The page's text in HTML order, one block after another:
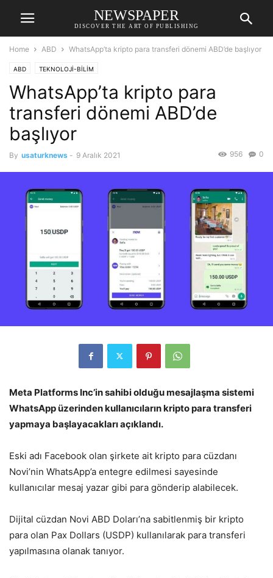
NEWSPAPER
DISCOVER THE ART OF PUBLISHING
Home ABD WhatsApp’ta kripto para transferi dönemi ABD’de başlıyor
ABD TEKNOLOJİ-BİLİM
WhatsApp’ta kripto para
transferi dönemi ABD’de
başlıyor
By usaturknews - 9 Aralık 2021 0
956
Meta Platforms Inc’in sahibi olduğu mesajlaşma sistemi
WhatsApp üzerinden kullanıcıların kripto para transferi
yapmaya başlayacakları açıklandı.
Eski adı Facebook olan şirkete ait kripto para cüzdanı
Novi’nin WhatsApp’a entegre edilmesi sayesinde
kullanıcılar mesaj yazar gibi para gönderip alabilecek.
Dijital cüzdan Novi ABD Doları’na sabitlenmiş bir kripto
para olan Pax Dollars (USDP) kullanılarak para transferi
yapılmasına olanak tanıyor.